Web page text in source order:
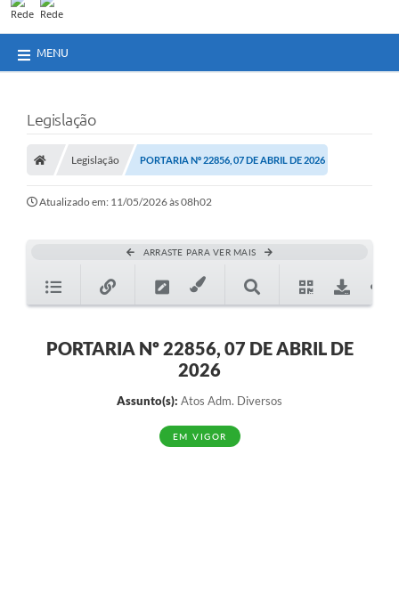
MENU
Legislação
Legislação PORTARIA Nº 22856, 07 DE ABRIL DE 2026
Atualizado em: 11/05/2026 às 08h02
ARRASTE PARA VER MAIS
PORTARIA Nº 22856, 07 DE ABRIL DE
2026
Assunto(s): Atos Adm. Diversos
EM VIGOR